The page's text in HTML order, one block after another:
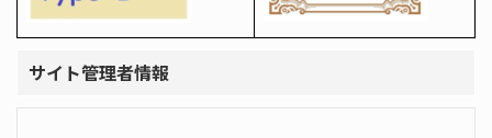
サイト管理者情報